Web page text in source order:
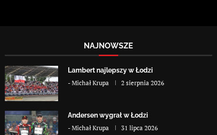
NAJNOWSZE
Lambert najlepszy w Łodzi
-Michał Krupa 2 sierpnia 2026
Andersen wygrał w Łodzi
-Michał Krupa 31 lipca 2026